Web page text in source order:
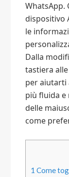
WhatsApp.
dispositivo
le
Dalla
tastiera
per aiutarti
più fluida e
delle
come
1 Come